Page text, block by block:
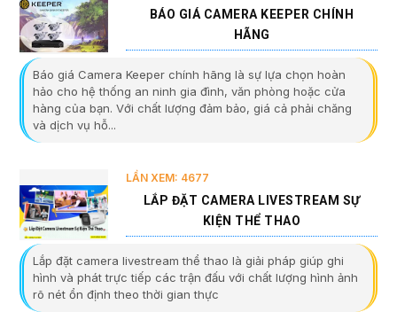
BÁO GIÁ CAMERA KEEPER CHÍNH
HÃNG
Báo giá Camera Keeper chính hãng là sự lựa chọn hoàn
hảo cho hệ thống an ninh gia đình, văn phòng hoặc cửa
hàng của bạn. Với chất lượng đảm bảo, giá cả phải chăng
và dịch vụ hỗ...
LẦN XEM: 4677
LẮP ĐẶT CAMERA LIVESTREAM SỰ
KIỆN THỂ THAO
Lắp đặt camera livestream thể thao là giải pháp giúp ghi
hình và phát trực tiếp các trận đấu với chất lượng hình ảnh
rõ nét ổn định theo thời gian thực